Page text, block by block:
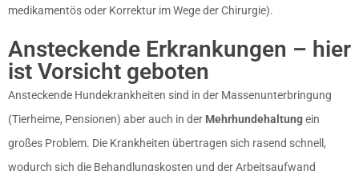
medikamentös oder Korrektur im Wege der Chirurgie).
Ansteckende Erkrankungen – hier
ist Vorsicht geboten
Ansteckende Hundekrankheiten sind in der Massenunterbringung
(Tierheime, Pensionen) aber auch in der Mehrhundehaltungein
großes Problem. Die Krankheiten übertragen sich rasend schnell,
wodurch sich die Behandlungskosten und der Arbeitsaufwand